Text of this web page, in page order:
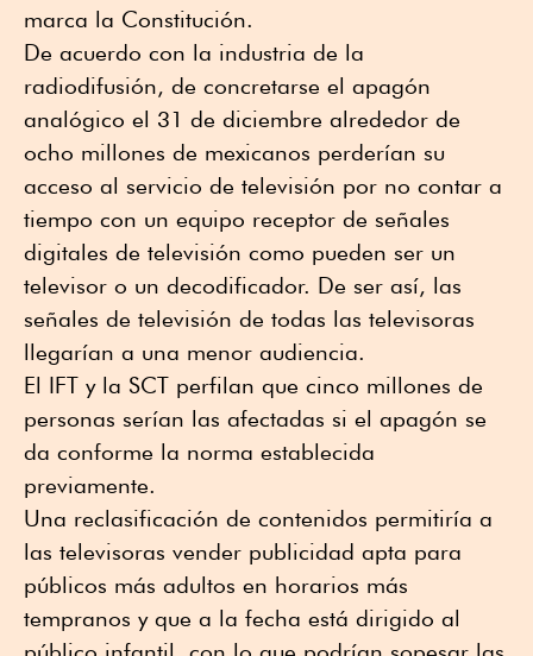
marca la Constitución.
De acuerdo con la industria de la
radiodifusión, de concretarse el apagón
analógico el 31 de diciembre alrededor de
ocho millones de mexicanos perderían su
acceso al servicio de televisión por no contar a
tiempo con un equipo receptor de señales
digitales de televisión como pueden ser un
televisor o un decodificador. De ser así, las
señales de televisión de todas las televisoras
llegarían a una menor audiencia.
El IFT y la SCT perfilan que cinco millones de
personas serían las afectadas si el apagón se
da conforme la norma establecida
previamente.
Una reclasificación de contenidos permitiría a
las televisoras vender publicidad apta para
públicos más adultos en horarios más
tempranos y que a la fecha está dirigido al